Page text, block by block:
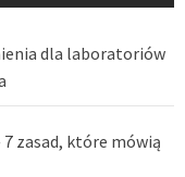
dla laboratoriów
zasad, które mówią